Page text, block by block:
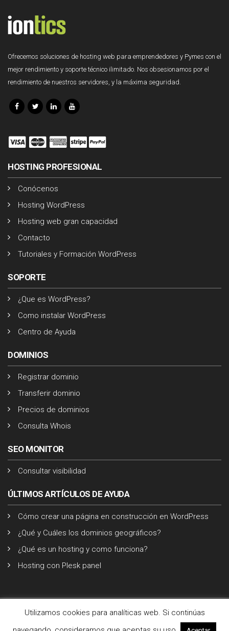
Ofrecemos soluciones de hosting web para emprendedores y Pymes con el
mejor rendimiento y soporte técnico ilimitado. Nos obsesionamos por el
rendimiento de nuestros servidores, y la máxima seguridad.
HOSTING PROFESIONAL
Conócenos
Hosting WordPress
Hosting web gran capacidad
Contacto
Tutoriales y Formación WordPress
SOPORTE
¿Que es WordPress?
Como instalar WordPress
Centro de Ayuda
DOMINIOS
Registrar dominio
Transferir dominio
Precios de dominios
Consulta Whois
SEO MONITOR
Consultar visibilidad
ÚLTIMOS ARTÍCULOS DE AYUDA
Cómo crear una página en construcción en WordPress
¿Qué y Cuáles los dominios geográficos?
¿Qué es un hosting y como funciona?
Hosting con Plesk panel
© Copyright 2026. All Rights Reserved. Los precios no incluyen IVA.
Utilizamos cookies para analíticas web. Si continúas